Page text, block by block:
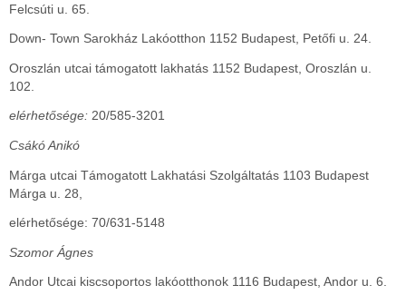
Felcsúti u. 65.
Down- Town Sarokház Lakóotthon 1152 Budapest, Petőfi u. 24.
Oroszlán utcai támogatott lakhatás 1152 Budapest, Oroszlán u.
102.
elérhetősége: 20/585-3201
Csákó Anikó
Márga utcai Támogatott Lakhatási Szolgáltatás 1103 Budapest
Márga u. 28,
elérhetősége: 70/631-5148
Szomor Ágnes
Andor Utcai kiscsoportos lakóotthonok 1116 Budapest, Andor u. 6.